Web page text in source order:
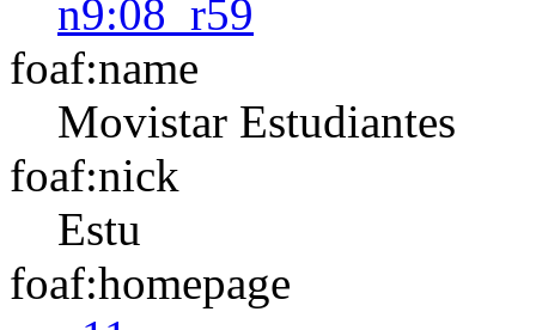
n9:08_r59
foaf:name
Movistar Estudiantes
foaf:nick
Estu
foaf:homepage